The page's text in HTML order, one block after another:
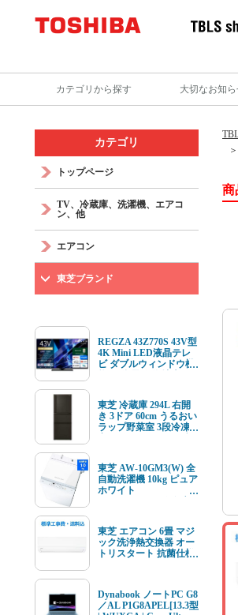
カテゴリから探す 大切なお知ら
商
カテゴリ
トップページ
TV、冷蔵庫、洗濯機、エアコ
ン、他
エアコン
東芝ブランド
REGZA 43Z770S 43V型
4K Mini LED液晶テレ
ビ ダブルウィンドウ機
ルチューナー内蔵
東芝 冷蔵庫 294L 右開
き 3ドア 60cm うるおい
ラップ野菜室 3段冷凍
東芝 AW-10GM3(W) 全
自動洗濯機 10kg ピュア
ホワイト
東芝 エアコン 6畳 マジ
ック洗浄熱交換器 オー
トリスタート 抗菌仕様
ル 標準工事費込 単相
100V 15Aタイプ
Dynabook ノートPC G8
／AL P1G8APEL[13.3型